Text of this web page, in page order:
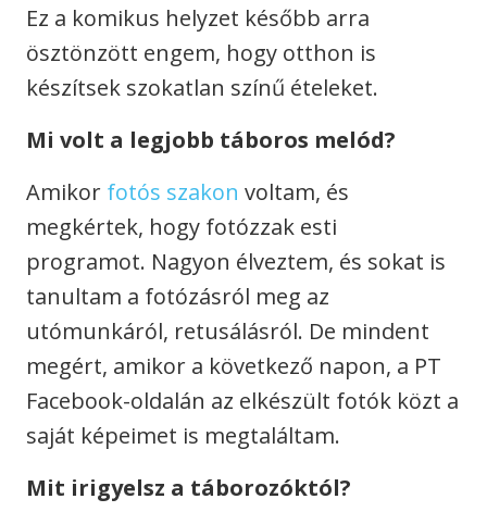
Ez a komikus helyzet később arra
ösztönzött engem, hogy otthon is
készítsek szokatlan színű ételeket.
Mi volt a legjobb táboros melód?
Amikor fotós szakon voltam, és
megkértek, hogy fotózzak esti
programot. Nagyon élveztem, és sokat is
tanultam a fotózásról meg az
utómunkáról, retusálásról. De mindent
megért, amikor a következő napon, a PT
Facebook-oldalán az elkészült fotók közt a
saját képeimet is megtaláltam.
Mit irigyelsz a táborozóktól?